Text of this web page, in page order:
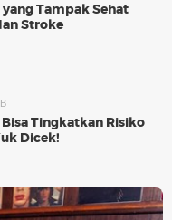
Tampak Sehat
Stroke
Tingkatkan Risiko
Dicek!